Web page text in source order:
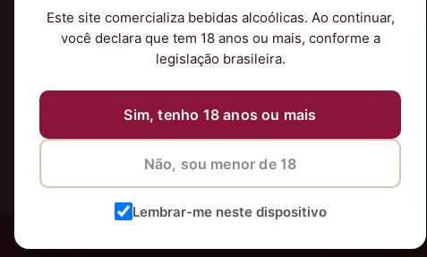
Este site comercializa bebidas alcoólicas. Ao continuar,
você declara que tem 18 anos ou mais, conforme a
legislação brasileira.
Sim, tenho 18 anos ou mais
Não, sou menor de 18
Lembrar-me neste dispositivo